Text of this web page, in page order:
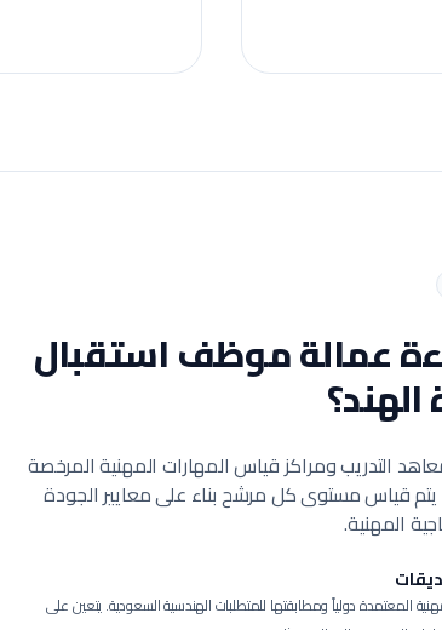
عمالةموظف استقبال
التدريب ومراكز قياس المهارات المهنية المرخصة
قياس مستوى كل مرشح بناء على معايير الجودة
المهنية.
المعتمدة دولياً ومطابقتها للمتطلبات الهندسية السعودية.يتعين على